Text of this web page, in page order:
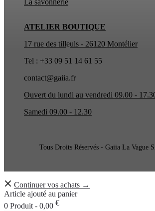
ATELIER BOUTIQUE
17 rue des tilleuls - 26120 Montélier
Tel : +33 09 51 14 61 55
contact@gaiia.fr
Ouvert du lundi au vendredi 09.00 -
Samedi 09.00 - 12.30
La savonnerie
Tous Droits Réservés - Gaiia La Vague
Continuer vos achats →
Article ajouté au panier
0 Produit - 0,00 €